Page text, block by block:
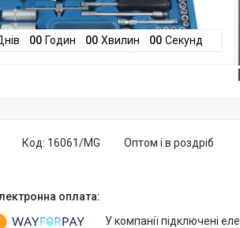
00 Годин 00 Хвилин 00 Секунд
Оптом і в роздріб
Код: 16061/MG
У компанії підключені